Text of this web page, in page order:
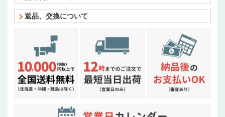
返品、交換について